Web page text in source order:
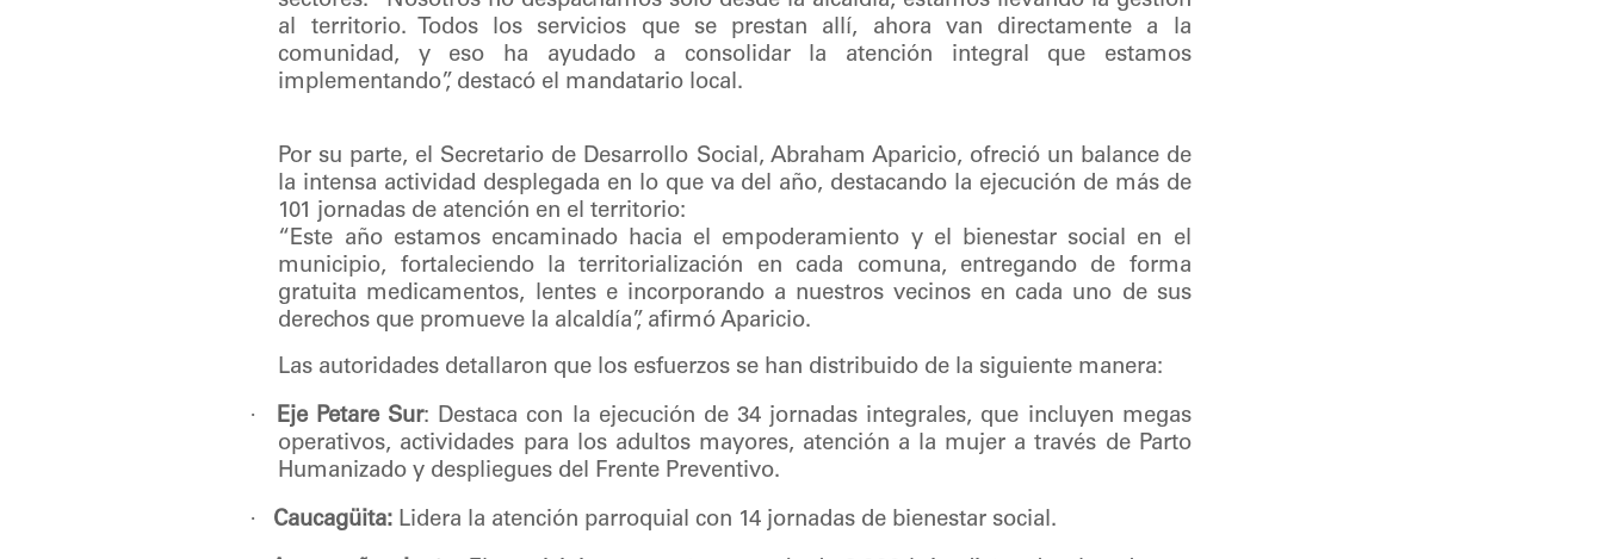
al territorio. Todos los servicios que se prestan allí, ahora van directamente a la
comunidad, y eso ha ayudado a consolidar la atención integral que estamos
implementando”, destacó el mandatario local.
Por su parte, el Secretario de Desarrollo Social, Abraham Aparicio, ofreció un balance de
la intensa actividad desplegada en lo que va del año, destacando la ejecución de más de
101 jornadas de atención en el territorio:
“Este año estamos encaminado hacia el empoderamiento y el bienestar social en el
municipio, fortaleciendo la territorialización en cada comuna, entregando de forma
gratuita medicamentos, lentes e incorporando a nuestros vecinos en cada uno de sus
derechos que promueve la alcaldía”, afirmó Aparicio.
Las autoridades detallaron que los esfuerzos se han distribuido de la siguiente manera:
· Eje Petare Sur: Destaca con la ejecución de 34 jornadas integrales, que incluyen megas
operativos, actividades para los adultos mayores, atención a la mujer a través de Parto
Humanizado y despliegues del Frente Preventivo.
· Caucagüita: Lidera la atención parroquial con 14 jornadas de bienestar social.